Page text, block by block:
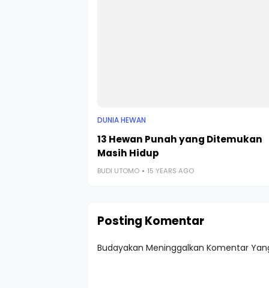
DUNIA HEWAN
13 Hewan Punah yang Ditemukan
Masih Hidup
BUDI UTOMO 15 YEARS AGO
Posting Komentar
Budayakan Meninggalkan Komentar